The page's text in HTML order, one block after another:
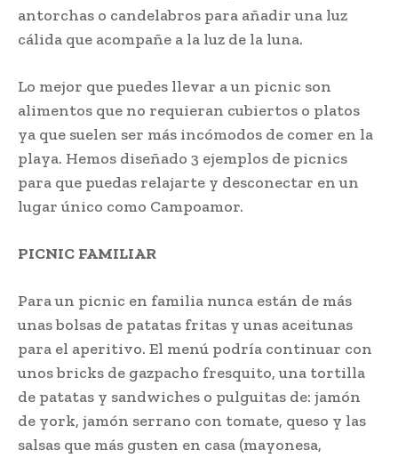
antorchas o candelabros para añadir una luz
cálida que acompañe a la luz de la luna.
Lo mejor que puedes llevar a un picnic son
alimentos que no requieran cubiertos o platos
ya que suelen ser más incómodos de comer en la
playa. Hemos diseñado 3 ejemplos de picnics
para que puedas relajarte y desconectar en un
lugar único como Campoamor.
PICNIC FAMILIAR
Para un picnic en familia nunca están de más
unas bolsas de patatas fritas y unas aceitunas
para el aperitivo. El menú podría continuar con
unos bricks de gazpacho fresquito, una tortilla
de patatas y sandwiches o pulguitas de: jamón
de york, jamón serrano con tomate, queso y las
salsas que más gusten en casa (mayonesa,